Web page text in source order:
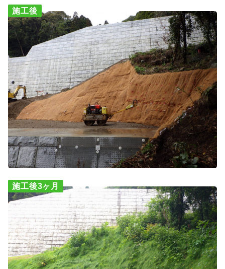
施工後
施工後3ヶ月